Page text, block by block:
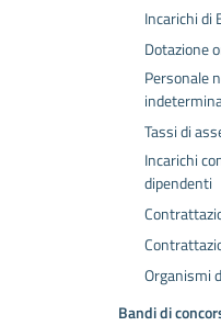
Incarichi di
Dotazione
Personale
Tassi di
Incarichi
dipendenti
Organismi
Bandi di